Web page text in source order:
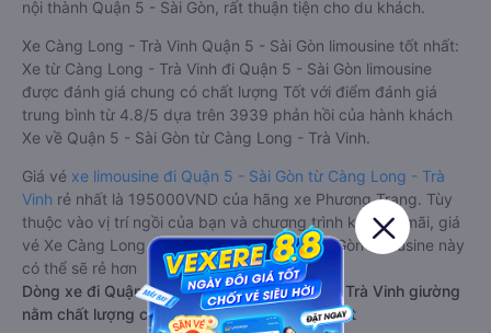
nội thành Quận 5 - Sài Gòn, rất thuận tiện cho du khách.
Xe Càng Long - Trà Vinh Quận 5 - Sài Gòn limousine tốt nhất:
Xe từ Càng Long - Trà Vinh đi Quận 5 - Sài Gòn limousine
được đánh giá chung có chất lượng Tốt với điểm đánh giá
trung bình từ 4.8/5 dựa trên 3939 phản hồi của hành khách
Xe về Quận 5 - Sài Gòn từ Càng Long - Trà Vinh.
Giá vé xe limousine đi Quận 5 - Sài Gòn từ Càng Long - Trà
Vinh rẻ nhất là 195000VND của hãng xe Phương Trang. Tùy
thuộc vào vị trí ngồi của bạn và chương trình khuyến mãi, giá
vé Xe Càng Long - Trà Vinh đi Quận 5 - Sài Gòn limousine này
có thể sẽ rẻ hơn
Dòng xe đi Quận 5 - Sài Gòn từ Càng Long - Trà Vinh giường
nằm chất lượng cao: Thoải mái, giá cả tốt nhất